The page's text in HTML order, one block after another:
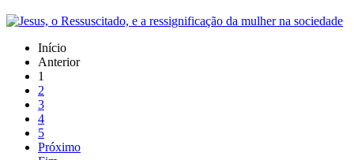
Início
Anterior
1
2
3
4
5
Próximo